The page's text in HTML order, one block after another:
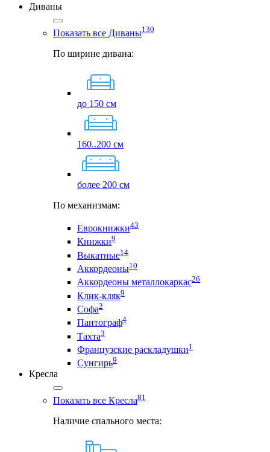
Диваны
Показать все Диваны130
По ширине дивана:
до 150 см
160..200 см
более 200 см
По механизмам:
Еврокнижки43
Книжки9
Выкатные14
Аккордеоны10
Аккордеоны металлокаркас26
Клик-кляк9
Софа2
Пантограф4
Тахта3
Французские раскладушки1
Сунгирь9
Кресла
Показать все Кресла81
Наличие спального места: